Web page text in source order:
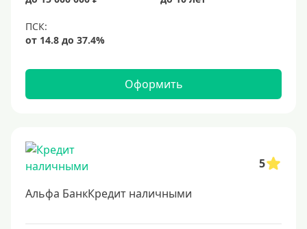
Оформить
5
Альфа БанкКредит наличными